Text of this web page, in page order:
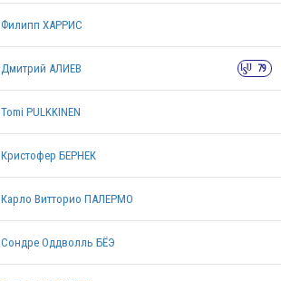
Филипп ХАРРИС
Дмитрий АЛИЕВ 79
Tomi PULKKINEN
Кристофер БЕРНЕК
Карло Витторио ПАЛЕРМО
Сондре Оддволль БЁЭ